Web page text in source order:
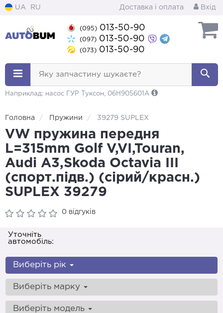
UA RU Доставка і оплата Вхід
(095) 013-50-90
(097) 013-50-90
(073) 013-50-90
Яку запчастину шукаєте?
Наприклад: насос ГУР Туксон, 06H905601A
Головна Пружини 39279 SUPLEX
VW пружина передня
L=315mm Golf V,VI,Touran,
Audi A3,Skoda Octavia III
(спорт.підв.) (сірий/красн.)
SUPLEX 39279
0 відгуків
Уточніть
автомобіль:
Виберіть рік
Виберіть марку
Виберіть модель